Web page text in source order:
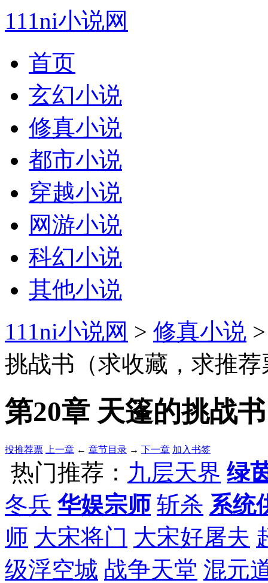
111ni小说网
首页
玄幻小说
修真小说
都市小说
穿越小说
网游小说
科幻小说
其他小说
111ni小说网 > 修真小说
挑战书（求收藏，求推荐
第20章 天篷的挑战
投推荐票 上一章 ← 章节目录 → 下一章 加入书签
热门推荐： 九层天界 绿
冬兵 华娱宗师 斩杀 系统
师 大宋将门 大宋好屠夫
级浮空城 战争天堂 混元